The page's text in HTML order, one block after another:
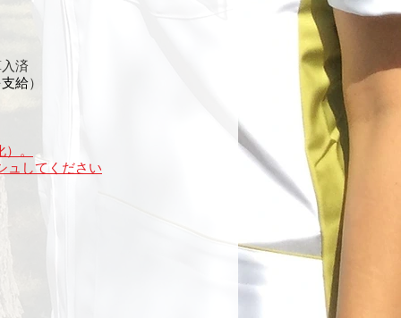
済
給）
。
ュしてください